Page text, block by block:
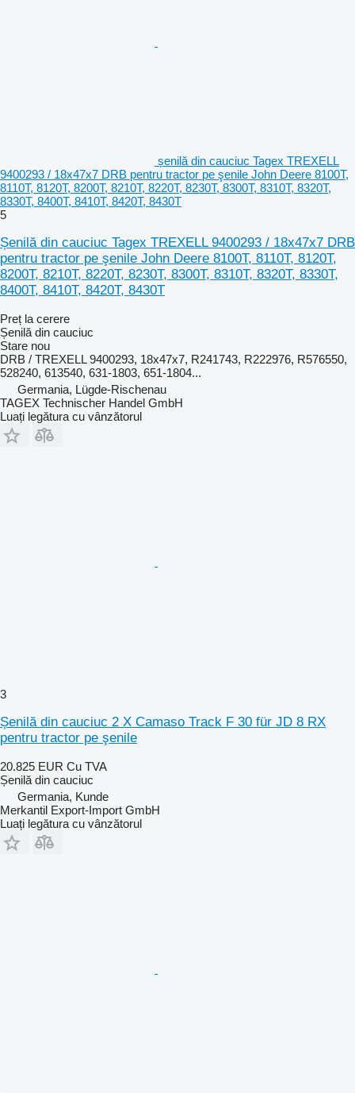
șenilă din cauciuc Tagex TREXELL
9400293 / 18x47x7 DRB pentru tractor pe şenile John Deere 8100T,
8110T, 8120T, 8200T, 8210T, 8220T, 8230T, 8300T, 8310T, 8320T,
8330T, 8400T, 8410T, 8420T, 8430T
5
Șenilă din cauciuc Tagex TREXELL 9400293 / 18x47x7 DRB
pentru tractor pe şenile John Deere 8100T, 8110T, 8120T,
8200T, 8210T, 8220T, 8230T, 8300T, 8310T, 8320T, 8330T,
8400T, 8410T, 8420T, 8430T
Preț la cerere
Șenilă din cauciuc
Stare nou
DRB / TREXELL 9400293, 18x47x7, R241743, R222976, R576550,
528240, 613540, 631-1803, 651-1804...
Germania, Lügde-Rischenau
TAGEX Technischer Handel GmbH
Luați legătura cu vânzătorul
3
Șenilă din cauciuc 2 X Camaso Track F 30 für JD 8 RX
pentru tractor pe şenile
20.825 EUR Cu TVA
Șenilă din cauciuc
Germania, Kunde
Merkantil Export-Import GmbH
Luați legătura cu vânzătorul